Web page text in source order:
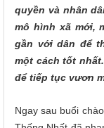
quyền và nhân
mô hình xã mới,
gần với dân để
một cách tốt
để tiếp tục vươn
Ngay sau buổi